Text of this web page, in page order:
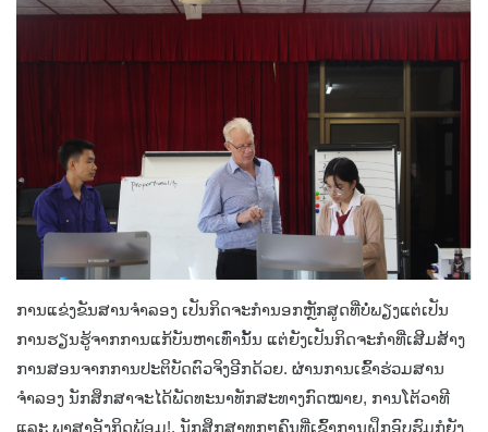
ການແຂ່ງຂັນສານຈຳລອງ ເປັນກິດຈະກຳນອກຫຼັກສູດທີ່ບໍ່ພຽງແຕ່ເປັນ
ການຮຽນຮູ້ຈາກການແກ້ບັນຫາເທົ່ານັ້ນ ແຕ່ຍັງເປັນກິດຈະກຳທີ່ເສີມສ້າງ
ການສອນຈາກການປະຕິບັດຕົວຈິງອີກດ້ວຍ. ຜ່ານການເຂົ້າຮ່ວມສານ
ຈຳລອງ ນັກສຶກສາຈະໄດ້ພັດທະນາທັກສະທາງກົດໝາຍ, ການໂຕ້ວາທີ
ແລະ ພາສາອັງກິດພ້ອມ!. ນັກສຶກສາທຸກໆຄົນທີ່ເຂົ້າການຝຶກອົບຮົມກໍຍັງ